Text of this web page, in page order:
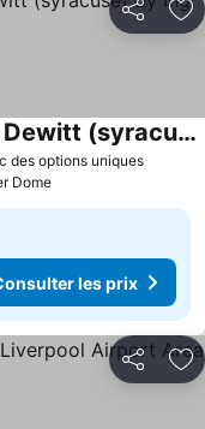
Partager
des options uniques
Holiday Inn Express & Suites Dewitt (syracuse) By Ihg
Dome
les prix
Partager